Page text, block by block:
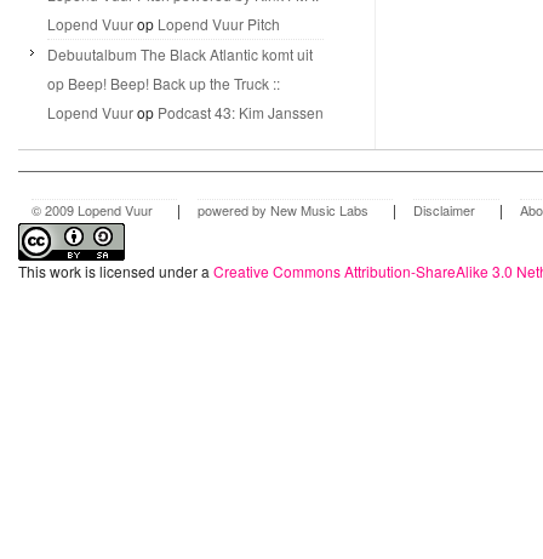
Lopend Vuurop Lopend Vuur Pitch
Debuutalbum The Black Atlantic komt uit
op Beep! Beep! Back up the Truck ::
Lopend Vuurop Podcast 43: Kim Janssen
© 2009 Lopend Vuur | powered by New Music Labs | Disclaimer |
This work is licensed under a Creative Commons Attribution-ShareAlike 3.0